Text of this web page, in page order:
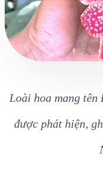
Loài hoa mang
được phát hiện,